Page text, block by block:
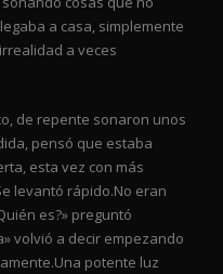
a casa, simplemente
a veces
de repente sonaron unos
pensó que estaba
esta vez con más
levantó rápido.No eran
es?» preguntó
volvió a decir empezando
potente luz